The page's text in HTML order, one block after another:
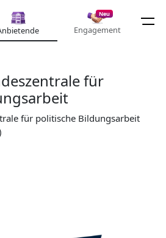
Neu
Engagement
für
für politische Bildungsarbeit